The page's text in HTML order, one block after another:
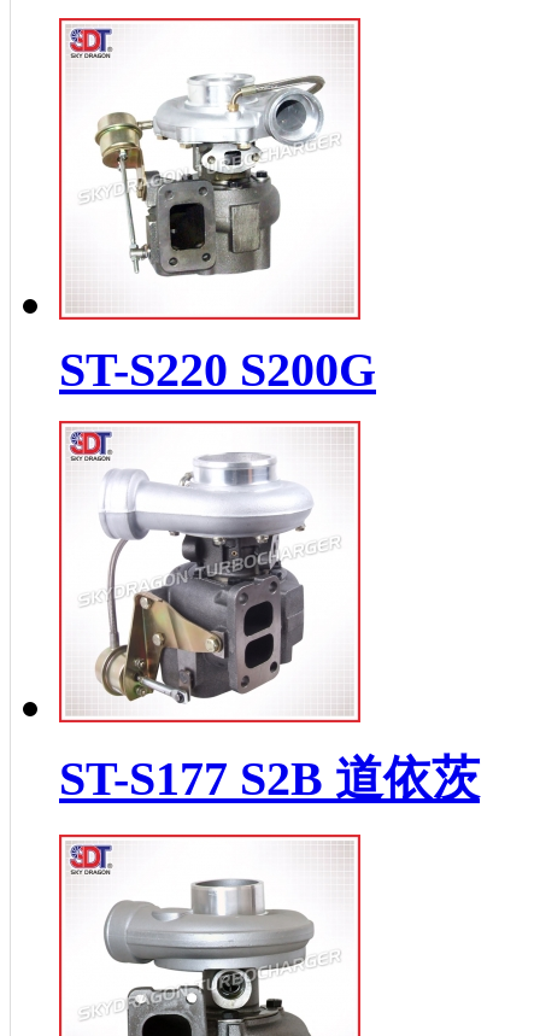
ST-S220 S200G
ST-S177 S2B 道依茨